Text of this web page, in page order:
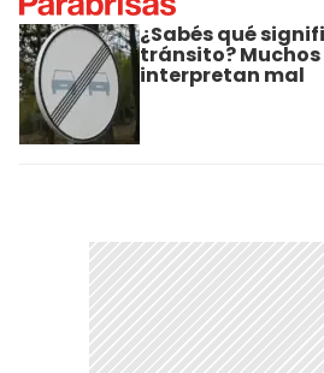
¿Sabés qué
tránsito?
interpretan mal